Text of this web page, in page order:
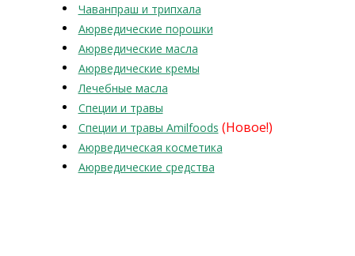
Чаванпраш и трипхала
Аюрведические порошки
Аюрведические масла
Аюрведические кремы
Лечебные масла
Специи и травы
Специи и травы Amilfoods (Новое!)
Аюрведическая косметика
Аюрведические средства